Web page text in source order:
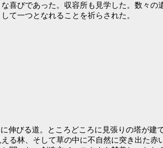
喜びであった。収容所も見学した。数々の
て一つとなれることを祈らされた。
伸びる道。ところどころに見張りの塔が建
る林、そして草の中に不自然に突き出た赤